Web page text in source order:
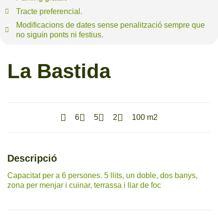
La Bastida
6 5 2 100 m2
Descripció
Capacitat per a 6 persones. 5 llits, un doble, dos banys,
zona per menjar i cuinar, terrassa i llar de foc
Tracte preferencial.
Modificacions de dates sense penalització sempre que
no siguin ponts ni festius.